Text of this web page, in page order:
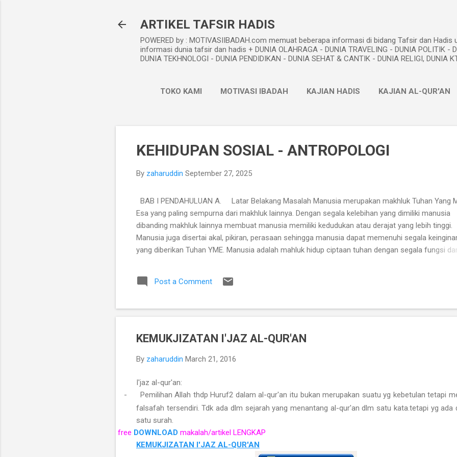
ARTIKEL TAFSIR HADIS
POWERED by : MOTIVASIIBADAH.com memuat beberapa informasi di bidang Tafsir dan Hadis
informasi dunia tafsir dan hadis + DUNIA OLAHRAGA - DUNIA TRAVELING - DUNIA POLITIK -
DUNIA TEKHNOLOGI - DUNIA PENDIDIKAN - DUNIA SEHAT & CANTIK - DUNIA RELIGI, DUNIA
TOKO KAMI MOTIVASI IBADAH KAJIAN HADIS KAJIAN AL-QUR'AN
KEHIDUPAN SOSIAL - ANTROPOLOGI
By zaharuddin September 27, 2025
BAB I PENDAHULUAN A. Latar Belakang Masalah Manusia merupakan makhluk Tuhan Yang
Esa yang paling sempurna dari makhluk lainnya. Dengan segala kelebihan yang dimiliki manusia
dibanding makhluk lainnya membuat manusia memiliki kedudukan atau derajat yang lebih tinggi.
Manusia juga disertai akal, pikiran, perasaan sehingga manusia dapat memenuhi segala
yang diberikan Tuhan YME. Manusia adalah mahluk hidup ciptaan tuhan dengan segala fungsi
perkembangan, dan mati. Serta terkait serta berinteraksi dengan alam dan lingkungannya dalam
sebuah hubungan timbal balik, baik itu positis maupun negatif. Manusia juga sebagai mahkluk
ambil dan sebagai makhluk sosial yang saling berhubungan dan keterkaitannya dengan
Post a Comment
KEMUKJIZATAN I'JAZ AL-QUR'AN
By zaharuddin March 21, 2016
I'jaz al-qur'an:
-
Pemilihan Allah thdp Huruf2 dalam al-qur'an itu bukan merupakan suatu yg kebetulan tetapi
falsafah tersendiri. Tdk ada dlm sejarah yang menantang al-qur'an dlm satu kata.tetapi yg ada
satu surah.
free DOWNLOAD makalah/artikel LENGKAP
KEMUKJIZATAN I'JAZ AL-QUR'AN